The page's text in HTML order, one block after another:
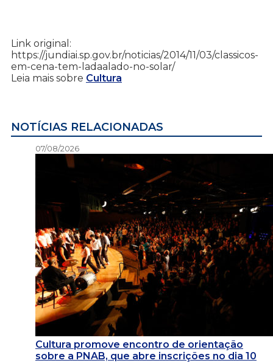
Link original:
https://jundiai.sp.gov.br/noticias/2014/11/03/classicos-
em-cena-tem-ladaalado-no-solar/
Leia mais sobre Cultura
NOTÍCIAS RELACIONADAS
07/08/2026
Cultura promove encontro de orientação
sobre a PNAB, que abre inscrições no dia 10